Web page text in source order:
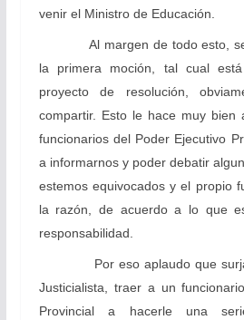
venir el Ministro de Educación.
Al margen de todo esto,
la primera moción, tal cual
proyecto de resolución,
compartir. Esto le hace muy bien
funcionarios del Poder Ejecutivo
a informarnos y poder debatir
estemos equivocados y el propio
la razón, de acuerdo a lo que
responsabilidad.
Por eso aplaudo que surja
Justicialista, traer a un
Provincial a hacerle una